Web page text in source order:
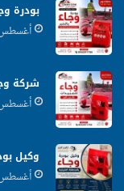
بودرة
أغسطس 5,
شركة
أغسطس 1,
وكيل
أغسطس 1,